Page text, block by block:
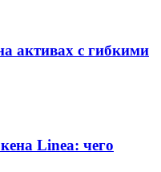
активах с гибкими
Linea: чего